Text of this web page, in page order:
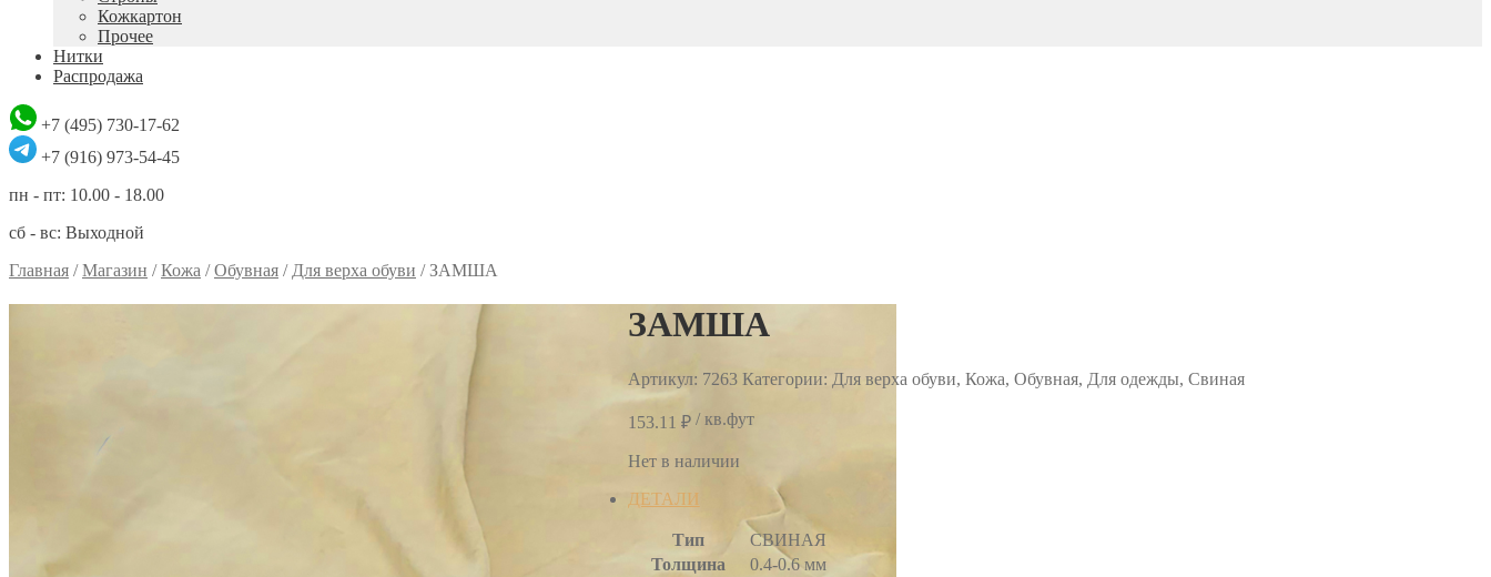
Кожкартон
Прочее
Нитки
Распродажа
+7 (495) 730-17-62
+7 (916) 973-54-45
пн - пт: 10.00 - 18.00
сб - вс: Выходной
Главная /Магазин /Кожа /Обувная / Для верха обуви /ЗАМША
ЗАМША
Артикул: 7263 Категории: Для верха обуви, Кожа, Обувная, Для одежды, Свиная
153.11 ₽/ кв.фут
Нет в наличии
ДЕТАЛИ
Тип
СВИНАЯ
Толщина
0.4-0.6 мм